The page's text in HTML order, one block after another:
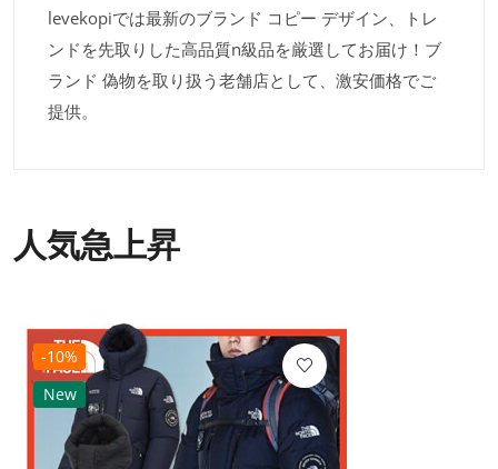
levekopiでは最新のブランド コピー デザイン、トレ
ンドを先取りした高品質n級品を厳選してお届け！ブ
ランド 偽物を取り扱う老舗店として、激安価格でご
提供。
人気急上昇
-10%
New